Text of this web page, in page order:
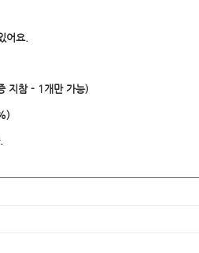
어요.
지참 - 1개만 가능)